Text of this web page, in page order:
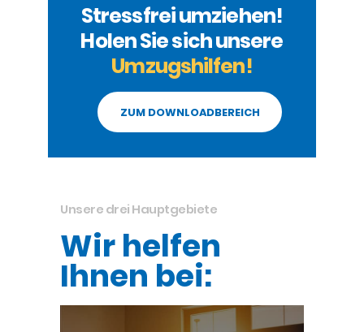
Stressfrei umziehen!
Holen Sie sich unsere
Umzugshilfen!
ZUM DOWNLOADBEREICH
Unsere drei Hauptgebiete
Wir helfen
Ihnen bei: